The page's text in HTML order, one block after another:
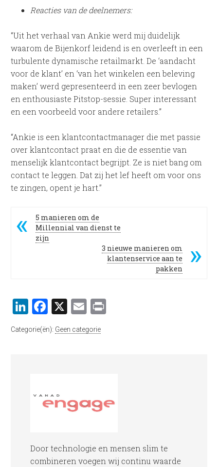
Reacties van de deelnemers:
“Uit het verhaal van Ankie werd mij duidelijk
waarom de Bijenkorf leidend is en overleeft in een
turbulente dynamische retailmarkt. De ‘aandacht
voor de klant’ en ‘van het winkelen een beleving
maken’ werd gepresenteerd in een zeer bevlogen
en enthousiaste Pitstop-sessie. Super interessant
en een voorbeeld voor andere retailers.”
“Ankie is een klantcontactmanager die met passie
over klantcontact praat en die de essentie van
menselijk klantcontact begrijpt. Ze is niet bang om
contact te leggen. Dat zij het lef heeft om voor ons
te zingen, opent je hart.”
5 manieren om de
Millennial van dienst te
zijn
3 nieuwe manieren om
klantenservice aan te
pakken
LinkedIn
Facebook
X Email
Categorie(ën): Geen categorie
Door technologie en mensen slim te
combineren voegen wij continu waarde